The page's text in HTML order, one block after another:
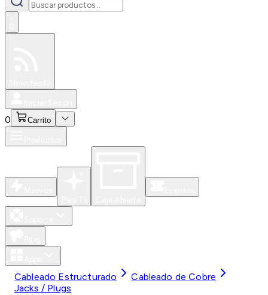
0 Carrito
Cableado Estructurado
Cableado de Cobre
Jacks / Plugs